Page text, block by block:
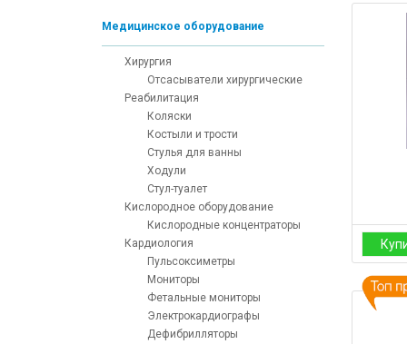
Медицинское оборудование
Хирургия
Отсасыватели хирургические
Реабилитация
Коляски
Костыли и трости
Стулья для ванны
Ходули
Стул-туалет
Кислородное оборудование
Кислородные концентраторы
Кардиология
Пульсоксиметры
Мониторы
Фетальные мониторы
Электрокардиографы
Дефибрилляторы